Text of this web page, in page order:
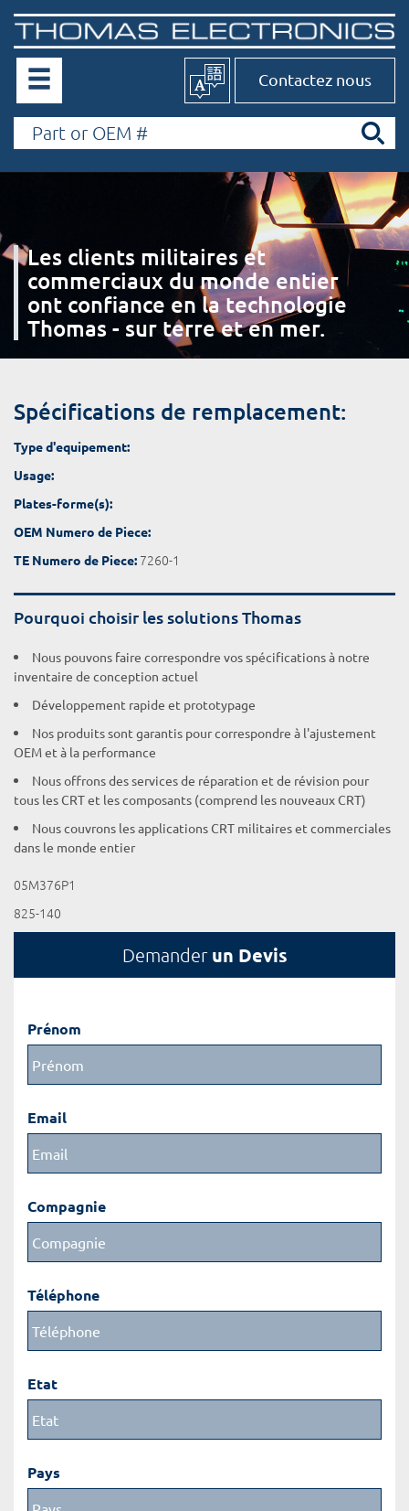
Contactez nous
Les clients militaires et
commerciaux du monde entier
ont confiance en la technologie
Thomas - sur terre et en mer.
Spécifications de remplacement:
Type d'equipement:
Usage:
Plates-forme(s):
OEM Numero de Piece:
TE Numero de Piece: 7260-1
Pourquoi choisir les solutions Thomas
Nous pouvons faire correspondre vos spécifications à notre
inventaire de conception actuel
Développement rapide et prototypage
Nos produits sont garantis pour correspondre à l'ajustement
OEM et à la performance
Nous offrons des services de réparation et de révision pour
tous les CRT et les composants (comprend les nouveaux CRT)
Nous couvrons les applications CRT militaires et commerciales
dans le monde entier
05M376P1
825-140
Demander un Devis
Prénom
Email
Compagnie
Téléphone
Etat
Pays